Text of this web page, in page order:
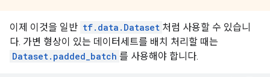
이제 이것을 일반 tf.data.Dataset 처럼 사용할 수 있습니
다. 가변 형상이 있는 데이터세트를 배치 처리할 때는
Dataset.padded_batch 를 사용해야 합니다.